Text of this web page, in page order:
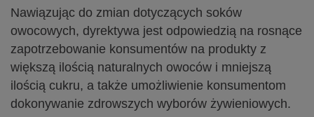
Nawiązując do zmian dotyczących soków
owocowych, dyrektywa jest odpowiedzią na rosnące
zapotrzebowanie konsumentów na produkty z
większą ilością naturalnych owoców i mniejszą
ilością cukru, a także umożliwienie konsumentom
dokonywanie zdrowszych wyborów żywieniowych.